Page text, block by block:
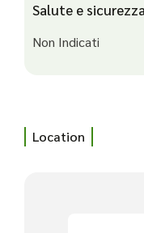
Salute e sicurezza
Non Indicati
Location